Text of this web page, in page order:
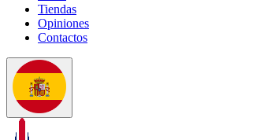
Tiendas
Opiniones
Contactos